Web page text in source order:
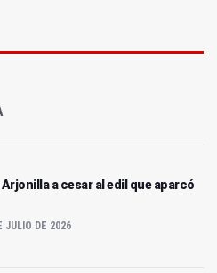
Arjonilla a cesar al edil que aparcó
JULIO DE 2026